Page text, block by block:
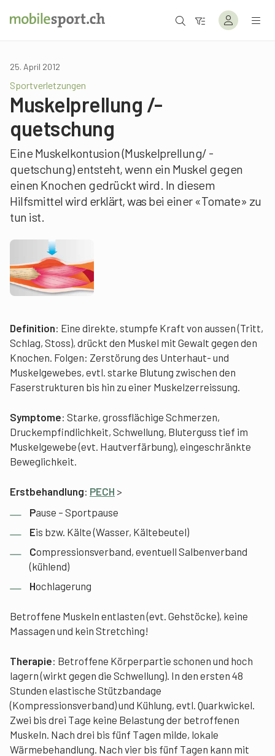
25. April 2012
Sportverletzungen
Muskelprellung /-
quetschung
Eine Muskelkontusion (Muskelprellung/ -
quetschung) entsteht, wenn ein Muskel gegen
einen Knochen gedrückt wird. In diesem
Hilfsmittel wird erklärt, was bei einer «Tomate» zu
tun ist.
Definition: Eine direkte, stumpfe Kraft von aussen (Tritt,
Schlag, Stoss), drückt den Muskel mit Gewalt gegen den
Knochen. Folgen: Zerstörung des Unterhaut- und
Muskelgewebes, evtl. starke Blutung zwischen den
Faserstrukturen bis hin zu einer Muskelzerreissung.
Symptome: Starke, grossflächige Schmerzen,
Druckempfindlichkeit, Schwellung, Bluterguss tief im
Muskelgewebe (evt. Hautverfärbung), eingeschränkte
Beweglichkeit.
Erstbehandlung: PECH >
Pause – Sportpause
Eis bzw. Kälte (Wasser, Kältebeutel)
Compressionsverband, eventuell Salbenverband
(kühlend)
Hochlagerung
Betroffene Muskeln entlasten (evt. Gehstöcke), keine
Massagen und kein Stretching!
Therapie: Betroffene Körperpartie schonen und hoch
lagern (wirkt gegen die Schwellung). In den ersten 48
Stunden elastische Stützbandage
(Kompressionsverband) und Kühlung, evtl. Quarkwickel.
Zwei bis drei Tage keine Belastung der betroffenen
Muskeln. Nach drei bis fünf Tagen milde, lokale
Wärmebehandlung. Nach vier bis fünf Tagen kann mit